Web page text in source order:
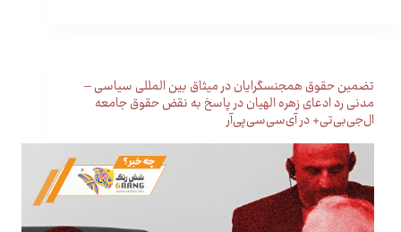
تضمین حقوق همجنسگرایان در میثاق بین المللی سیاسی –
مدنی رد ادعای زهره الهیان در پاسخ به نقض حقوق جامعه
ال‌جی‌بی‌تی+ در آی‌سی‌سی‌پی‌آر